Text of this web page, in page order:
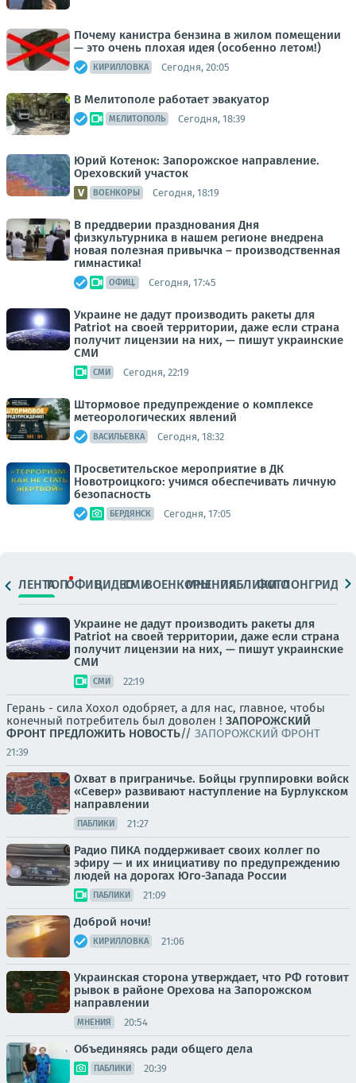
Почему канистра бензина в жилом помещении
— это очень плохая идея (особенно летом!)
КИРИЛЛОВКА Сегодня, 20:05
В Мелитополе работает эвакуатор
МЕЛИТОПОЛЬ Сегодня, 18:39
Юрий Котенок: Запорожское направление.
Ореховский участок
ВОЕНКОРЫ Сегодня, 18:19
В преддверии празднования Дня
физкультурника в нашем регионе внедрена
новая полезная привычка – производственная
гимнастика!
ОФИЦ. Сегодня, 17:45
Украине не дадут производить ракеты для
Patriot на своей территории, даже если страна
получит лицензии на них, — пишут украинские
СМИ
СМИ Сегодня, 22:19
Штормовое предупреждение о комплексе
метеорологических явлений
ВАСИЛЬЕВКА Сегодня, 18:32
Просветительское мероприятие в ДК
Новотроицкого: учимся обеспечивать личную
безопасность
БЕРДЯНСК Сегодня, 17:05
ЛЕНТАТОПОФИЦ.ВИДЕОСМИВОЕНКОРЫМНЕНИЯПАБЛИКИ
ФОТОЛОНГРИДЫ
Украине не дадут производить ракеты для
Patriot на своей территории, даже если страна
получит лицензии на них, — пишут украинские
СМИ
СМИ 22:19
Герань - сила Хохол одобряет, а для нас, главное, чтобы
конечный потребитель был доволен ! ЗАПОРОЖСКИЙ
ФРОНТ ПРЕДЛОЖИТЬ НОВОСТЬ// ЗАПОРОЖСКИЙ ФРОНТ
21:39
Охват в приграничье. Бойцы группировки войск
«Север» развивают наступление на Бурлукском
направлении
ПАБЛИКИ 21:27
Радио ПИКА поддерживает своих коллег по
эфиру — и их инициативу по предупреждению
людей на дорогах Юго-Запада России
ПАБЛИКИ 21:09
Доброй ночи!
КИРИЛЛОВКА 21:06
Украинская сторона утверждает, что РФ готовит
рывок в районе Орехова на Запорожском
направлении
МНЕНИЯ 20:54
Объединяясь ради общего дела
ПАБЛИКИ 20:39